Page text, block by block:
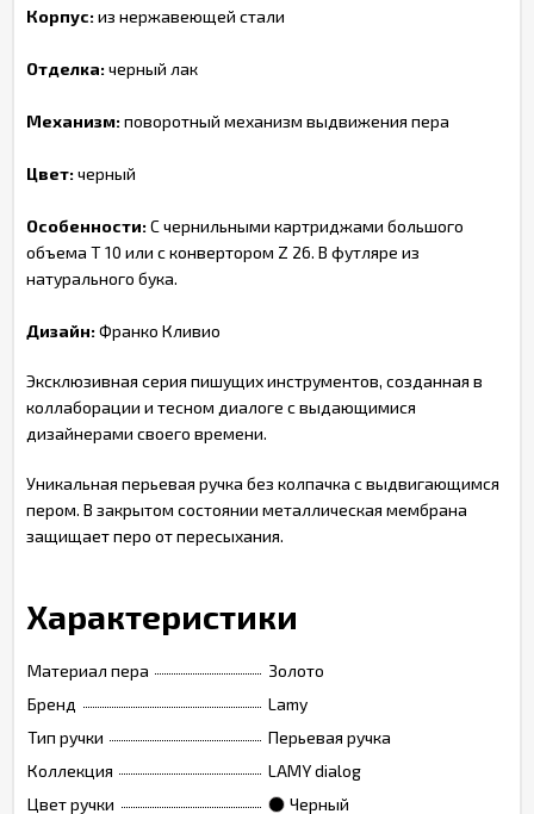
Корпус:из нержавеющей стали
Отделка:черный лак
Механизм:поворотный механизм выдвижения пера
Цвет:черный
Особенности:С чернильными картриджами большого
объема Т 10 или с конвертором Z 26. В футляре из
натурального бука.
Дизайн:Франко Кливио
Эксклюзивная серия пишущих инструментов, созданная в
коллаборации и тесном диалоге с выдающимися
дизайнерами своего времени.
Уникальная перьевая ручка без колпачка с выдвигающимся
пером. В закрытом состоянии металлическая мембрана
защищает перо от пересыхания.
Характеристики
Материал пера
Золото
Бренд
Lamy
Тип ручки
Перьевая ручка
Коллекция
LAMY dialog
Цвет ручки
Черный